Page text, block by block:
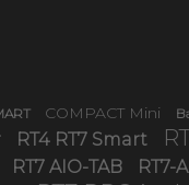
COMPACT Mini
RT4 RT7 Smart
RT7 AIO-TAB RT7-